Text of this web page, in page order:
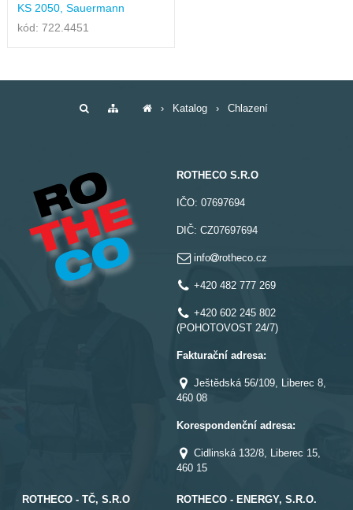
KS 2050, Sauermann
kód: 722.4451
› Katalog › Chlazení
ROTHECO S.R.O
IČO: 07697694
DIČ: CZ07697694
info rotheco.cz
+420 482 777 269
+420 602 245 802
(POHOTOVOST 24/7)
Fakturační adresa:
Ještědská 56/109, Liberec 8,
460 08
Korespondenční adresa:
Cidlinská 132/8, Liberec 15,
460 15
ROTHECO - TČ, S.R.O ROTHECO - ENERGY, S.R.O.